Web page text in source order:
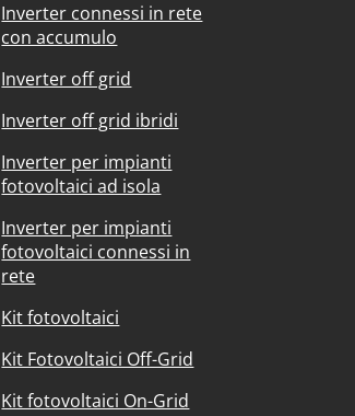
Inverter connessi in rete
con accumulo
Inverter off grid
Inverter off grid ibridi
Inverter per impianti
fotovoltaici ad isola
Inverter per impianti
fotovoltaici connessi in
rete
Kit fotovoltaici
Kit Fotovoltaici Off-Grid
Kit fotovoltaici On-Grid